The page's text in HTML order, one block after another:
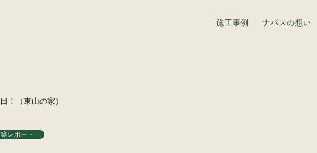
施工事例 ナパスの想い
！（東山の家）
レポート